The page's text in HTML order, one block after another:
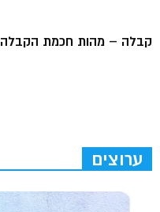
קבלה – מהות חכמת הקבלה
ערוצים